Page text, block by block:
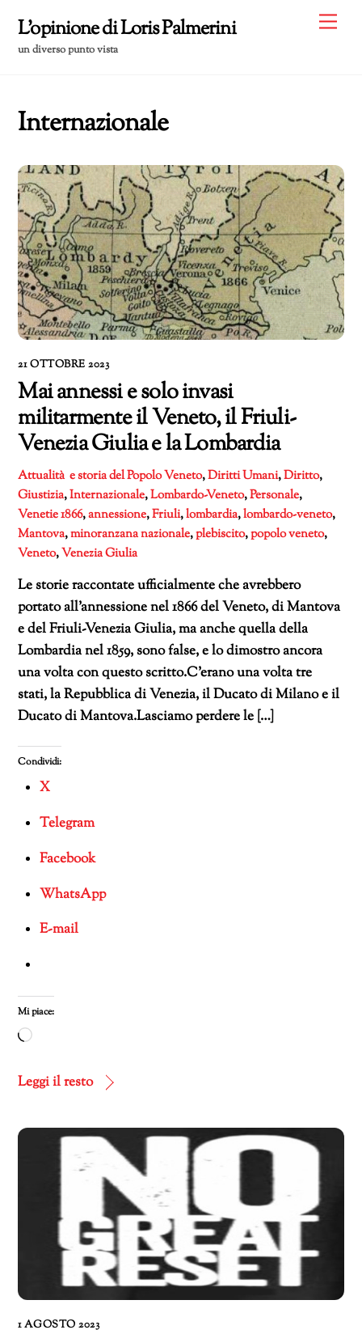
content
L'opinione di Loris Palmerini
un diverso punto vista
Internazionale
21 OTTOBRE 2023
Mai annessi e solo invasi
militarmente il Veneto, il Friuli-
Venezia Giulia e la Lombardia
Attualità e storia del Popolo Veneto,Diritti Umani,Diritto,
Giustizia,Internazionale,Lombardo-Veneto,Personale,
Venetie1866,annessione,Friuli,lombardia,lombardo-veneto,
Mantova,minoranzana nazionale,plebiscito,popolo veneto,
Veneto,Venezia Giulia
Le storie raccontate ufficialmente che avrebbero
portato all’annessione nel 1866 del Veneto, di Mantova
e del Friuli-Venezia Giulia, ma anche quella della
Lombardia nel 1859, sono false, e lo dimostro ancora
una volta con questo scritto.C’erano una volta tre
stati, la Repubblica di Venezia, il Ducato di Milano e il
Ducato di Mantova.Lasciamo perdere le […]
Condividi:
X
Telegram
Facebook
WhatsApp
E-mail
Mi piace:
Caricamento
corso…
Leggi il resto
1 AGOSTO 2023